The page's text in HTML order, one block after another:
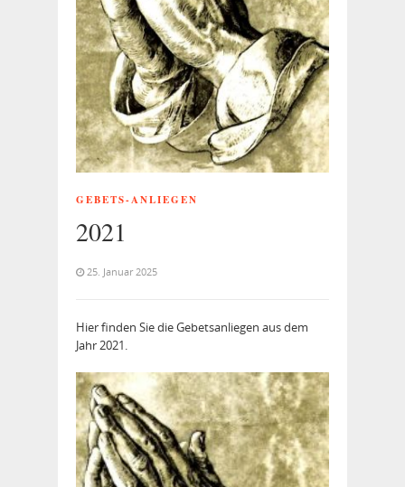
GEBETS-ANLIEGEN
2021
25. Januar 2025
Hier finden Sie die Gebetsanliegen aus dem
Jahr 2021.